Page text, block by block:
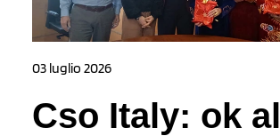
03 luglio 2026
Cso Italy: ok al